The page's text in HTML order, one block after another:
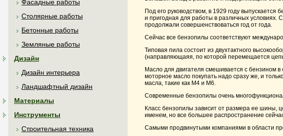
Фасадные работы
Столярные работы
Бетонные работы
Земляные работы
Дизайн
Дизайн интерьера
Ландшафтный дизайн
Материалы
Инструменты
Строительная техника
Под его руководством, в 1929 году выпускается
и пригодная для работы в различных условиях.
продолжали совершенствоваться год от года.
Сейчас все бензопилы соответствуют
Типовая пила состоит из двухтактного
(направляющаяя, по которой перемещается
Масло для двигателя смешивается с бензином
моторное масло покупать надо сразу же, и
масла, такие как М4 и М6.
Современные бензопилы очень
Класс бензопилы зависит от размера ее шины,
именем, но все большее распространение
Самыми продвинутыми компаниями в области